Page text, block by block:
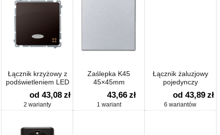
Łącznik krzyżowy z
podświetleniem LED
nie wymienialny
od 43,08 zł
2 warianty
Zaślepka K45
45×45mm
43,66 zł
1 wariant
Łącznik żaluzjowy
pojedynczy
trójpozycyjny (1-0-2)
(moduł)
od 43,89 zł
6 wariantów